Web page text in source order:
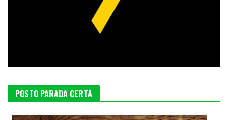
POSTO PARADA CERTA